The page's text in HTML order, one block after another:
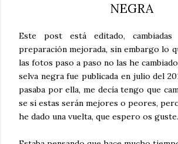
NEGRA
Este post está editado,
preparación mejorada, sin embargo lo
las fotos paso a paso no las he
selva negra fue publicada en julio del
pasaba por ella, me decía tengo que
se si estas serán mejores o peores,
he dado una vuelta, que espero os guste.